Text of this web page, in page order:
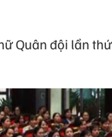
Quân đội lần